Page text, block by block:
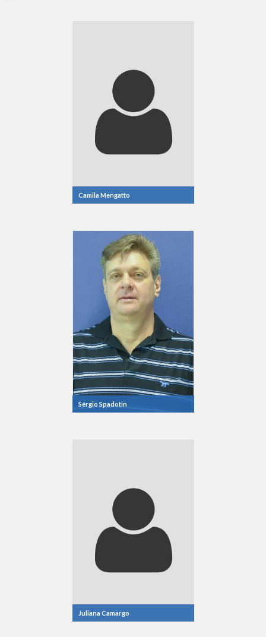
Camila Mengatto
Sérgio Spadotin
Juliana Camargo